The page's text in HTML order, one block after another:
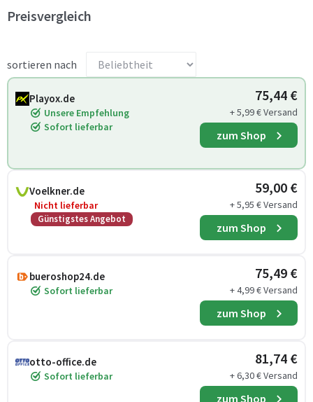
Preisvergleich
sortieren nach
Playox.de
Unsere Empfehlung
Sofort lieferbar
75,44 €
+ 5,99 € Versand
zum Shop
Voelkner.de
Nicht lieferbar
Günstigstes Angebot
59,00 €
+ 5,95 € Versand
zum Shop
bueroshop24.de
Sofort lieferbar
75,49 €
+ 4,99 € Versand
zum Shop
otto-office.de
Sofort lieferbar
81,74 €
+ 6,30 € Versand
zum Shop